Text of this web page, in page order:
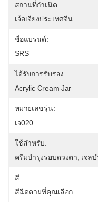
สถานที่กำเนิด:
เจ้อเจียงประเทศจีน
ชื่อแบรนด์:
SRS
ได้รับการรับรอง:
Acrylic Cream Jar
หมายเลขรุ่น:
เจ020
ใช้สําหรับ:
ครีมบำรุงรอบดวงตา, ​​เจล
สี:
สีฉีดตามที่คุณเลือก